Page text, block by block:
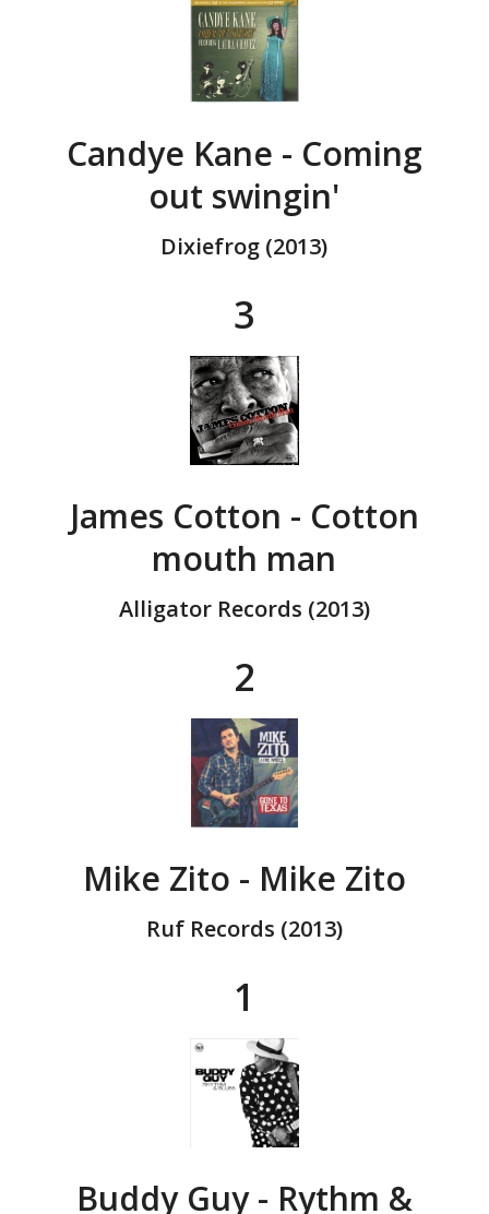
Candye Kane - Coming
out swingin'
Dixiefrog (2013)
3
James Cotton - Cotton
mouth man
Alligator Records (2013)
2
Mike Zito - Mike Zito
Ruf Records (2013)
1
Buddy Guy - Rythm &